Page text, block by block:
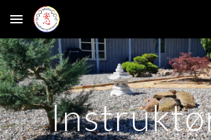
Skip to main content